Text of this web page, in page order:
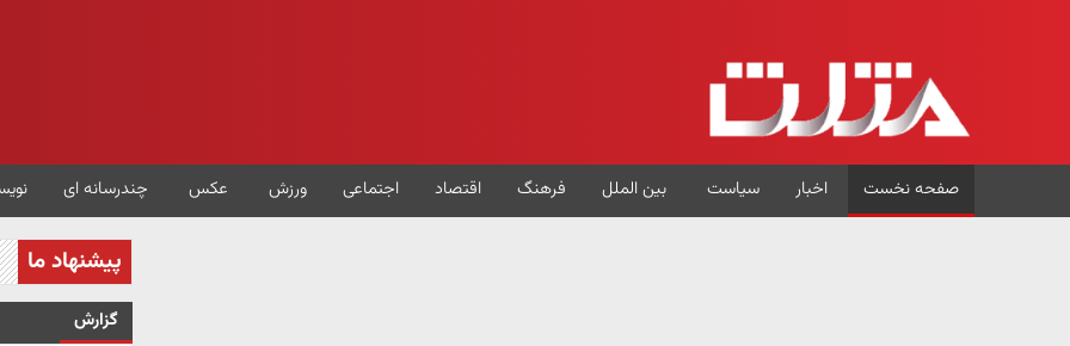
صفحه نخست اخبار سیاست بین الملل فرهنگ اقتصاد اجتماعی ورزش عکس چندرسانه ای
پیشنهاد ما
گزارش